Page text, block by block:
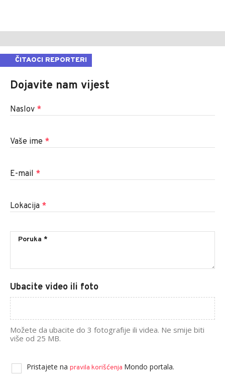
ČITAOCI REPORTERI
Dojavite nam vijest
Naslov *
Vaše ime *
E-mail *
Lokacija *
Ubacite video ili foto
Možete da ubacite do 3 fotografije ili videa. Ne smije biti
više od 25 MB.
Pristajete na pravila korišćenja Mondo portala.